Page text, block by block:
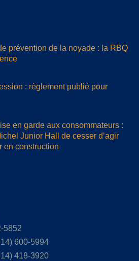
prévention de la noyade : la RBQ
: règlement publié pour
en garde aux consommateurs :
Junior Hall de cesser d’agir
en construction
5852
600-5994
418-3920